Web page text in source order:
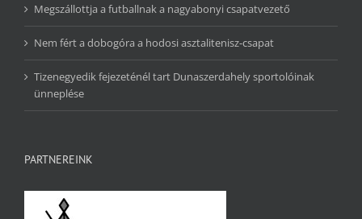
Megszállottja a futballnak a nagyabonyi csapatvezető
Nem fért a dobogóra a hodosi asztalitenisz-csapat
Tizenegyedik fejezeténél tart Dunaszerdahely sportolóinak
ünneplése
PARTNEREINK